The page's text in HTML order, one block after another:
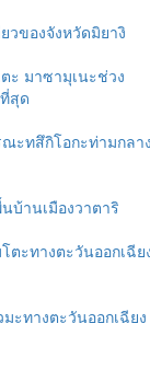
วของจังหวัดมิยางิ
ะ มาซามุเนะช่วง
สุด
ะทสึกิโอกะท่ามกลา
านเมืองวาตาริ
ตะทางตะวันออกเฉีย
ะทางตะวันออกเฉียง